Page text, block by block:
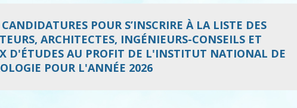
POUR S’INSCRIRE À LA LISTE DES
ARCHITECTES, INGÉNIEURS-CONSEILS ET
D'ÉTUDES AU PROFIT DE L'INSTITUT NATIONAL DE
POUR L'ANNÉE 2026